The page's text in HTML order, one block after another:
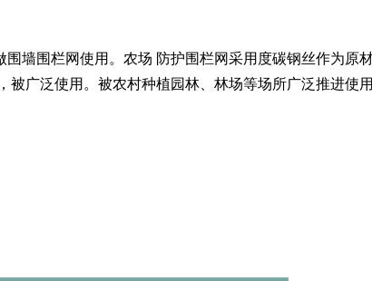
墙围栏网使用。农场 防护围栏网采用度碳钢丝作为原
广泛使用。被农村种植园林、林场等场所广泛推进使